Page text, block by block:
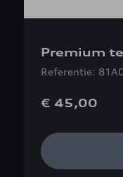
Premium
Referentie:
€ 45,00